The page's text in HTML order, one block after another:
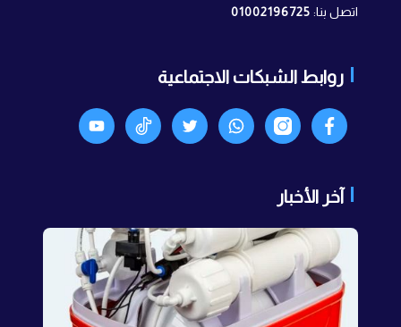
اتصل بنا: 01002196725
روابط الشبكات الاجتماعية
Facebookانستجرامواتساب TikTok
Youtyube
آخر الأخبار